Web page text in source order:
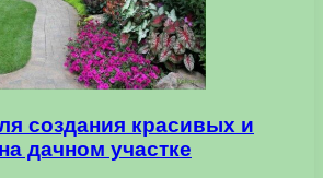
создания красивых и
дачном участке